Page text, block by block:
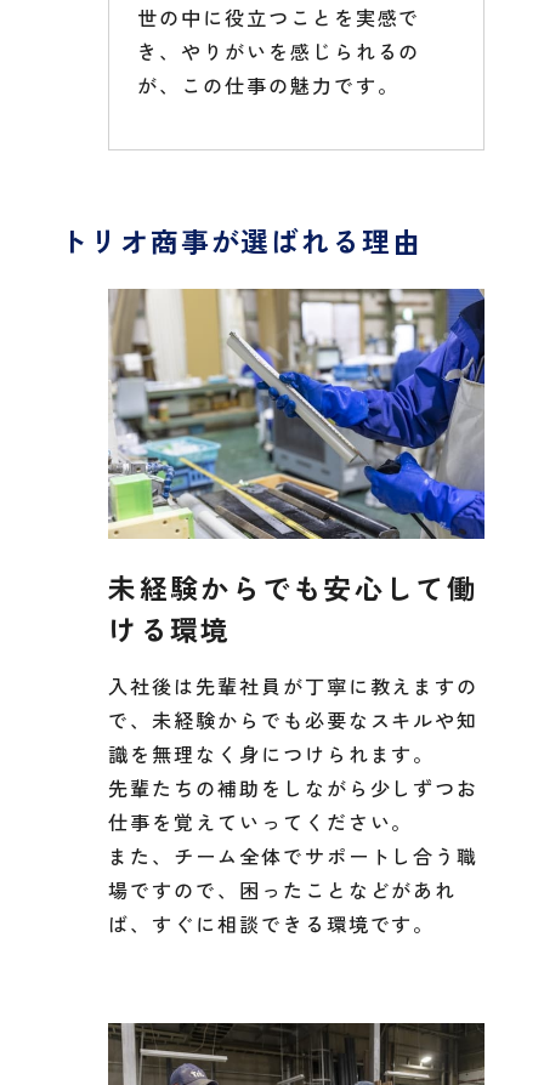
世の中に役立つことを実感で
き、やりがいを感じられるの
が、この仕事の魅力です。
トリオ商事が選ばれる理由
未経験からでも安心して働
ける環境
入社後は先輩社員が丁寧に教えますの
で、未経験からでも必要なスキルや知
識を無理なく身につけられます。
先輩たちの補助をしながら少しずつお
仕事を覚えていってください。
また、チーム全体でサポートし合う職
場ですので、困ったことなどがあれ
ば、すぐに相談できる環境です。